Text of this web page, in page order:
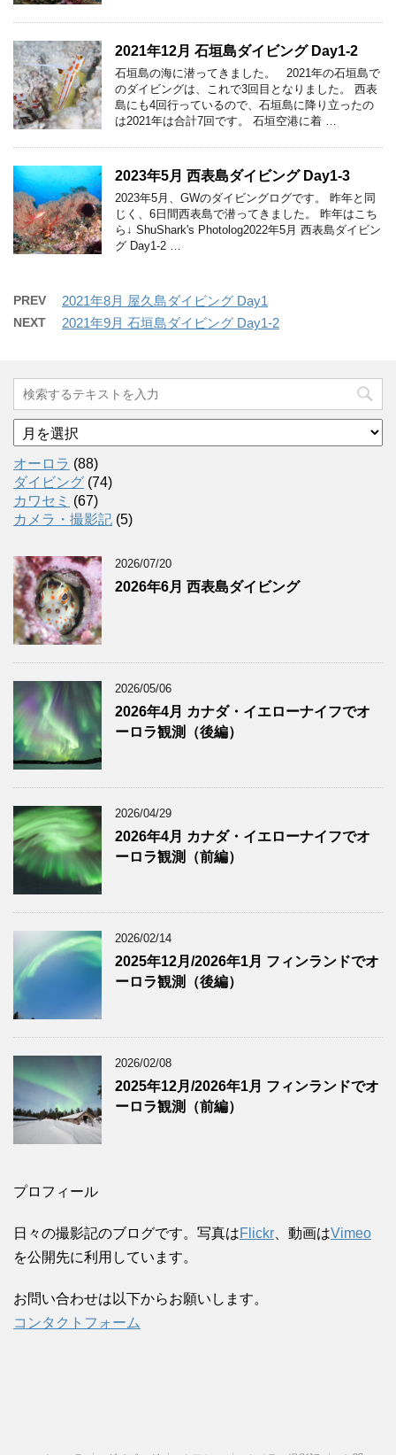
2021年12月 石垣島ダイビング Day1-2
石垣島の海に潜ってきました。 2021年の石垣島で
のダイビングは、これで3回目となりました。 西表
島にも4回行っているので、石垣島に降り立ったの
は2021年は合計7回です。 石垣空港に着 …
2023年5月 西表島ダイビング Day1-3
2023年5月、GWのダイビングログです。 昨年と同
じく、6日間西表島で潜ってきました。 昨年はこち
ら↓ ShuShark's Photolog2022年5月 西表島ダイビン
グ Day1-2 …
PREV 2021年8月 屋久島ダイビング Day1
NEXT 2021年9月 石垣島ダイビング Day1-2
ア
ー
カ
イ
ブ
オーロラ (88)
ダイビング (74)
カワセミ (67)
カメラ・撮影記 (5)
2026/07/20
2026年6月 西表島ダイビング
2026/05/06
2026年4月 カナダ・イエローナイフでオ
ーロラ観測（後編）
2026/04/29
2026年4月 カナダ・イエローナイフでオ
ーロラ観測（前編）
2026/02/14
2025年12月/2026年1月 フィンランドでオ
ーロラ観測（後編）
2026/02/08
2025年12月/2026年1月 フィンランドでオ
ーロラ観測（前編）
プロフィール
日々の撮影記のブログです。写真はFlickr 、動画はVimeo
を公開先に利用しています。
お問い合わせは以下からお願いします。
コンタクトフォーム